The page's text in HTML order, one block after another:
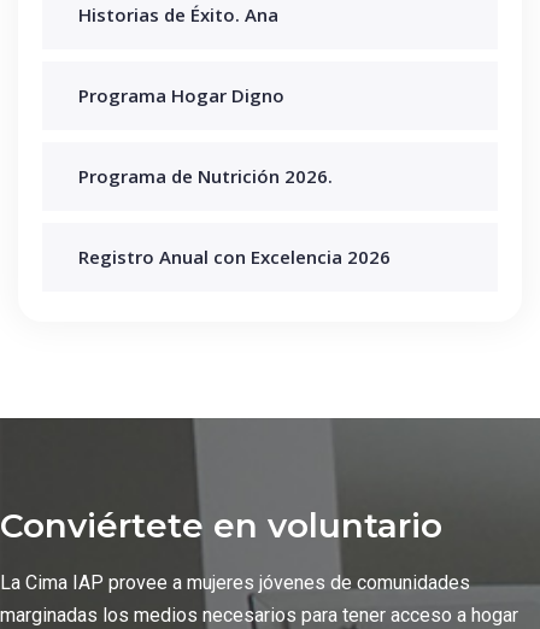
Historias de Éxito. Ana
Programa Hogar Digno
Programa de Nutrición 2026.
Registro Anual con Excelencia 2026
Conviértete en voluntario
La Cima IAP provee a mujeres jóvenes de comunidades
marginadas los medios necesarios para tener acceso a hogar